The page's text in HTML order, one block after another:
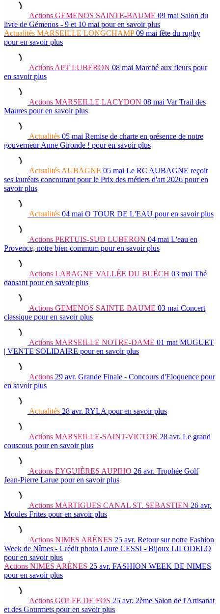
Actions GEMENOS SAINTE-BAUME 09 mai Salon du
livre de Gémenos - 9 et 10 mai pour en savoir plus
Actualités MARSEILLE LONGCHAMP 09 mai fête du rugby
pour en savoir plus
Actions APT LUBERON 08 mai Marché aux fleurs pour
en savoir plus
Actions MARSEILLE LACYDON 08 mai Var Trail des
Maures pour en savoir plus
Actualités 05 mai Remise de charte en présence de notre
gouverneur Anne Gironde ! pour en savoir plus
Actualités AUBAGNE 05 mai Le RC AUBAGNE reçoit
ses lauréats concourant pour le Prix des métiers d'art 2026 pour en
savoir plus
Actualités 04 mai O TOUR DE L'EAU pour en savoir plus
Actions PERTUIS-SUD LUBERON 04 mai L'eau en
Provence, notre bien commum pour en savoir plus
Actions LARAGNE VALLÉE DU BUËCH 03 mai Thé
dansant pour en savoir plus
Actions GEMENOS SAINTE-BAUME 03 mai Concert
classique pour en savoir plus
Actions MARSEILLE NOTRE-DAME 01 mai MUGUET
| VENTE SOLIDAIRE pour en savoir plus
Actions 29 avr. Grande Finale - Concours d'Eloquence pour
en savoir plus
Actualités 28 avr. RYLA pour en savoir plus
Actions MARSEILLE-SAINT-VICTOR 28 avr. Le grand
couscous pour en savoir plus
Actions EYGUIÈRES AUPIHO 26 avr. Trophée Golf
Jean-Pierre Larue pour en savoir plus
Actions MARTIGUES CANAL ST. SEBASTIEN 26 avr.
Moules Frites pour en savoir plus
Actions NIMES ARÈNES 25 avr. Retour sur notre Fashion
Week de Nîmes - Crédit photo Laure CESSI - Bijoux LILODELO
pour en savoir plus
Actions NIMES ARÈNES 25 avr. FASHION WEEK DE NIMES
pour en savoir plus
Actions GOLFE DE FOS 25 avr. 2ème Salon de l'Artisanat
et des Gourmets pour en savoir plus